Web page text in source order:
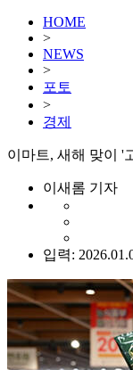
HOME
>
NEWS
>
포토
>
경제
이마트, 새해 맞이 '
이새롬 기자
입력: